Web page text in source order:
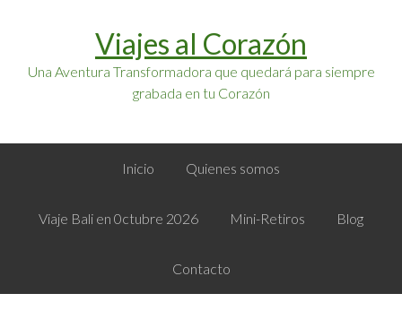
contenido
Viajes al Corazón
Una Aventura Transformadora que quedará para siempre
grabada en tu Corazón
Inicio Quienes somos
Viaje Bali en 0ctubre 2026 Mini-Retiros Blog
Contacto